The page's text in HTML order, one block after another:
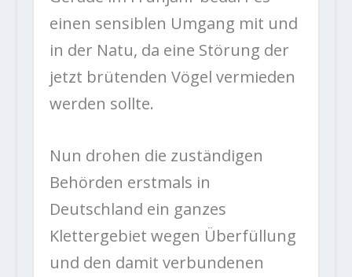
einen sensiblen Umgang mit und
in der Natu, da eine Störung der
jetzt brütenden Vögel vermieden
werden sollte.
Nun drohen die zuständigen
Behörden erstmals in
Deutschland ein ganzes
Klettergebiet wegen Überfüllung
und den damit verbundenen